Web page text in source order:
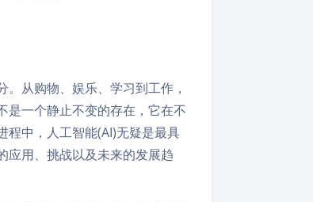
从购物、娱乐、学习到工作，
是一个静止不变的存在，它在不
程中，人工智能(AI)无疑是最具
应用、挑战以及未来的发展趋